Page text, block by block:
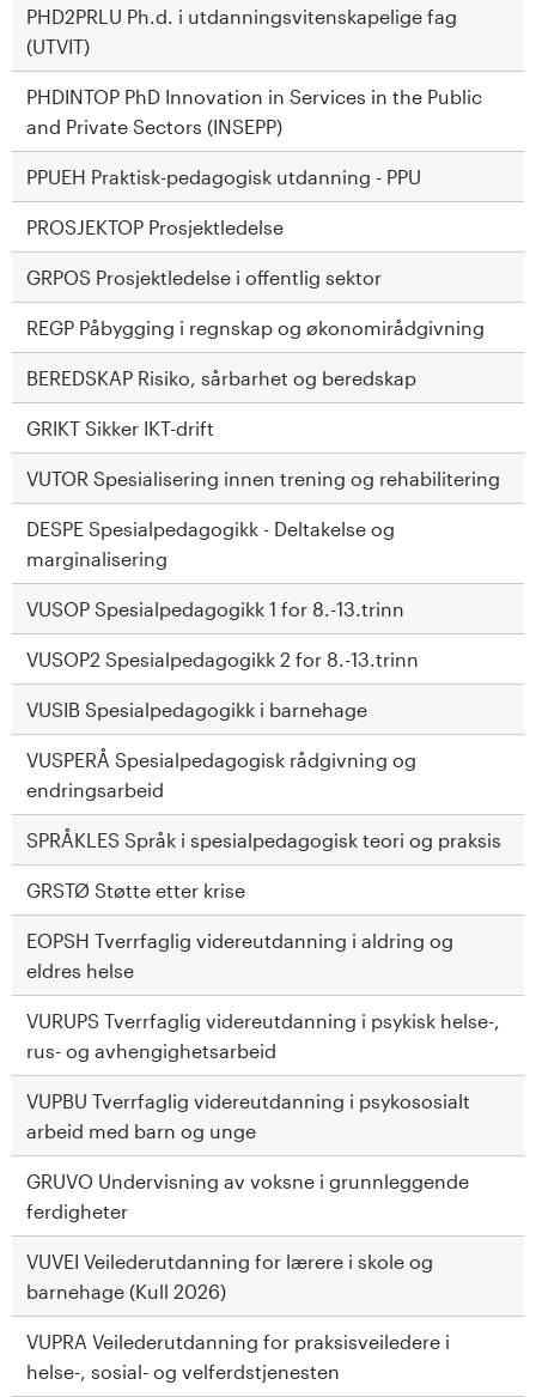
PHD2PRLU Ph.d. i utdanningsvitenskapelige fag
(UTVIT)
PHDINTOP PhD Innovation in Services in the Public
and Private Sectors (INSEPP)
PPUEH Praktisk-pedagogisk utdanning - PPU
PROSJEKTOP Prosjektledelse
GRPOS Prosjektledelse i offentlig sektor
REGP Påbygging i regnskap og økonomirådgivning
BEREDSKAP Risiko, sårbarhet og beredskap
GRIKT Sikker IKT-drift
VUTOR Spesialisering innen trening og rehabilitering
DESPE Spesialpedagogikk - Deltakelse og
marginalisering
VUSOP Spesialpedagogikk 1 for 8.-13.trinn
VUSOP2 Spesialpedagogikk 2 for 8.-13.trinn
VUSIB Spesialpedagogikk i barnehage
VUSPERÅ Spesialpedagogisk rådgivning og
endringsarbeid
SPRÅKLES Språk i spesialpedagogisk teori og praksis
GRSTØ Støtte etter krise
EOPSH Tverrfaglig videreutdanning i aldring og
eldres helse
VURUPS Tverrfaglig videreutdanning i psykisk helse-,
rus- og avhengighetsarbeid
VUPBU Tverrfaglig videreutdanning i psykososialt
arbeid med barn og unge
GRUVO Undervisning av voksne i grunnleggende
ferdigheter
VUVEI Veilederutdanning for lærere i skole og
barnehage (Kull 2026)
VUPRA Veilederutdanning for praksisveiledere i
helse-, sosial- og velferdstjenesten